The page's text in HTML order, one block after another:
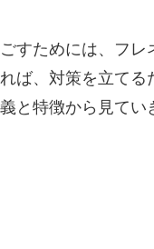
すためには、フ
ば、対策を立て
と特徴から見てい